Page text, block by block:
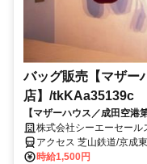
バッグ販売【マザー
店】/tkKAa35139c
【マザーハウス／成田空
株式会社シーエーセー
アクセス 芝山鉄道/京成
田空港第２ターミナル徒
時給1,500円